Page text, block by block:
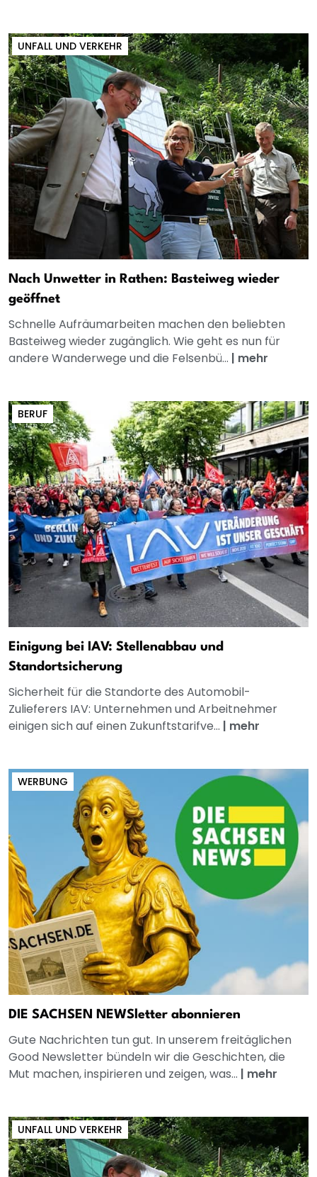
UNFALL UND VERKEHR
Nach Unwetter in Rathen: Basteiweg wieder
geöffnet
Schnelle Aufräumarbeiten machen den beliebten
Basteiweg wieder zugänglich. Wie geht es nun für
andere Wanderwege und die Felsenbü... | mehr
BERUF
Einigung bei IAV: Stellenabbau und
Standortsicherung
Sicherheit für die Standorte des Automobil-
Zulieferers IAV: Unternehmen und Arbeitnehmer
einigen sich auf einen Zukunftstarifve... | mehr
WERBUNG
DIE SACHSEN NEWSletter abonnieren
Gute Nachrichten tun gut. In unserem freitäglichen
Good Newsletter bündeln wir die Geschichten, die
Mut machen, inspirieren und zeigen, was... | mehr
UNFALL UND VERKEHR